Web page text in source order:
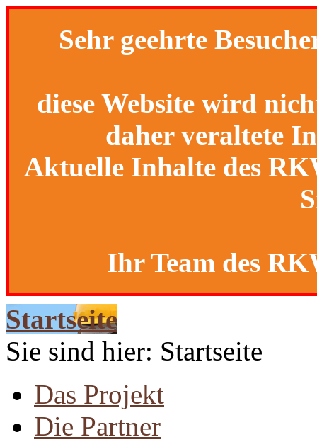
Sehr geehrte
diese Website wird
daher veraltete
Aktuelle Inhalte des
Ihr Team des
Startseite
Sie sind hier: Startseite
Das Projekt
Die Partner